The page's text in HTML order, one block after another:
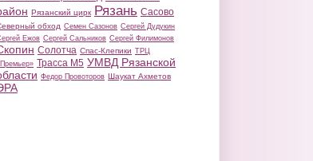
Рязанский цирк Рязань Сасово
обход Семен Сазонов Сергей Дудукин
Ежов Сергей Сальников Сергей Филимонов
Солотча Спас-Клепики ТРЦ
Трасса М5 УМВД Рязанской
Федор Провоторов Шаукат Ахметов